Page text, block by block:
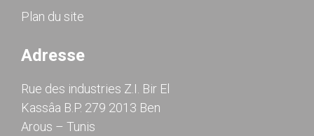
Plan du site
Adresse
Rue des industries Z.I. Bir El
Kassâa B.P. 279 2013 Ben
Arous – Tunis